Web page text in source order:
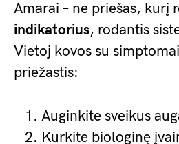
Amarai – ne priešas, kurį
indikatorius, rodantis
Vietoj kovos su
priežastis:
Auginkite sveikus
Kurkite biologinę